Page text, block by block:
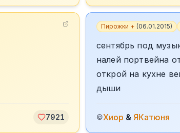
7921
Пирожки + (06.01.2015)
сентябрь под
налей портвейна
открой на кухне
дыши
©Хиор & ЯКатюня